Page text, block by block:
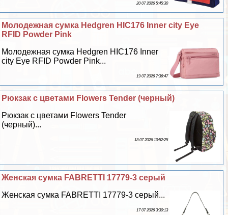
20 07 2026 5:45:30
Молодежная сумка Hedgren HIC176 Inner city Eye
RFID Powder Pink
Молодежная сумка Hedgren HIC176 Inner
city Eye RFID Powder Pink...
19 07 2026 7:36:47
Рюкзак с цветами Flowers Tender (черный)
Рюкзак с цветами Flowers Tender
(черный)...
18 07 2026 10:52:25
Женская сумка FABRETTI 17779-3 серый
Женская сумка FABRETTI 17779-3 серый...
17 07 2026 3:30:13